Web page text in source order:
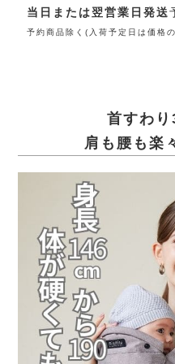
当日または翌営業日発送
予約商品除く(入荷予定日は価格
首すわり
肩も腰も楽